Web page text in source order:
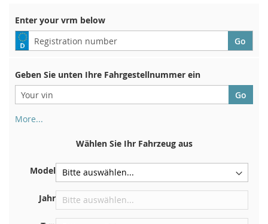
Enter your vrm below
Geben Sie unten Ihre Fahrgestellnummer ein
More...
Zulassungsbescheinigung. Und auch im Auto
Auf der Bodenplatte für den rechten Vordersitz
Zentrieren Sie es an der Trennwand unter der Haube
Direkt im Motorraum
Wählen Sie Ihr Fahrzeug aus
Model
Jahr